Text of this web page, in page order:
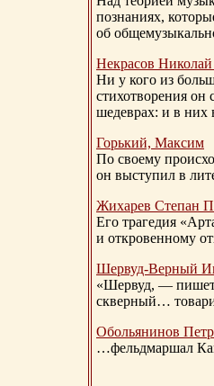
познаниях,
об
Некрасов
Ни у кого из
стихотворения он
шедеврах: и в них
Горький, Максим
По своему
он выступил в
Жихарев Степан
Его трагедия
и откровенному
Шервуд-Верный
«Шервуд, — пишет
скверный…
Обольянинов
…фельдмаршал